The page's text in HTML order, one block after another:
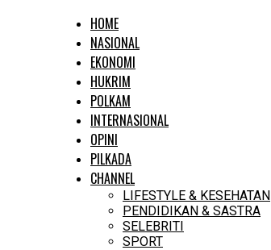
HOME
NASIONAL
EKONOMI
HUKRIM
POLKAM
INTERNASIONAL
OPINI
PILKADA
CHANNEL
LIFESTYLE & KESEHATAN
PENDIDIKAN & SASTRA
SELEBRITI
SPORT